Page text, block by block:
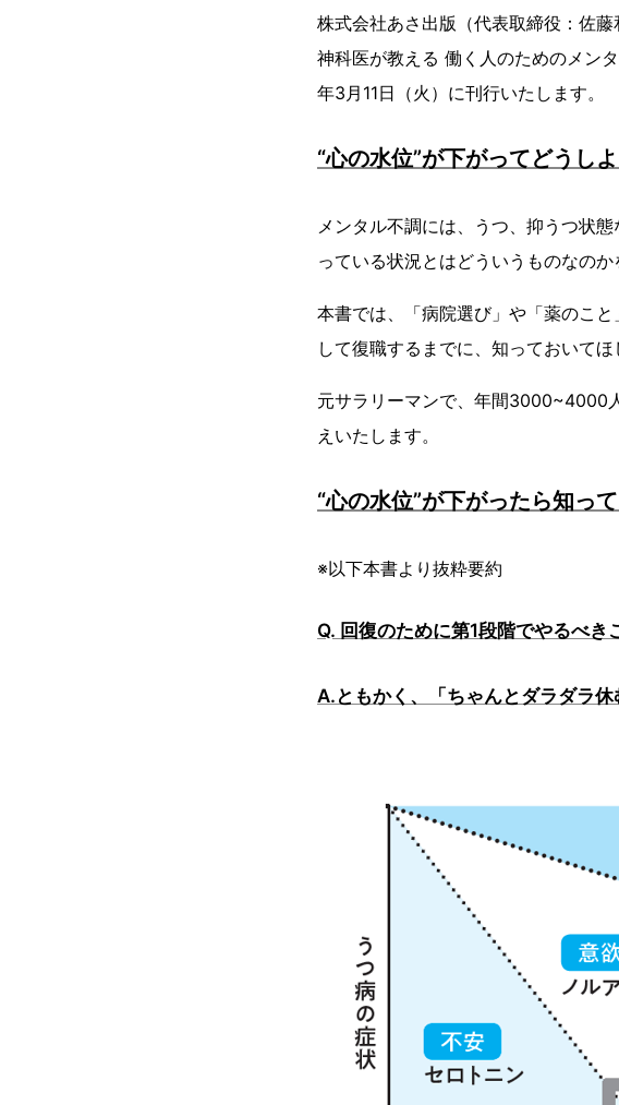
株式会社あさ出版（代表取締役：佐
神科医が教える 働く人のためのメンタ
年3月11日（火）に刊行いたします。
“心の水位”が下がってどうし
メンタル不調には、うつ、抑うつ状
っている状況とはどういうものなの
本書では、「病院選び」や「薬のこ
して復職するまでに、知っておいて
元サラリーマンで、年間3000~4000
えいたします。
“心の水位”が下がったら知っ
※以下本書より抜粋要約
Q. 回復のために第1段階でやるべき
A.ともかく、「ちゃんとダラダラ休